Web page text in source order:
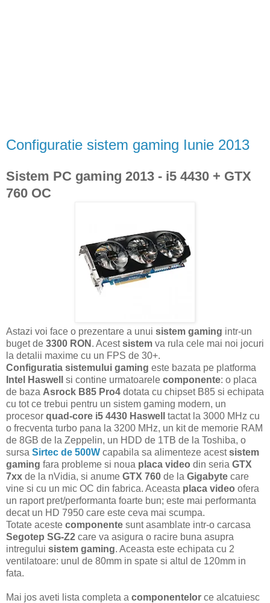
Configuratie sistem gaming Iunie 2013
Sistem PC gaming 2013 - i5 4430 + GTX
760 OC
Astazi voi face o prezentare a unui sistem gaming intr-un
buget de 3300 RON . Acestsistem va rula cele mai noi jocuri
la detalii maxime cu un FPS de 30+.
Configuratia sistemului gaming este bazata pe platforma
Intel Haswell
si contine urmatoarele componente: o placa
de baza Asrock B85 Pro4 dotata cu chipset B85 si echipata
cu tot ce trebui pentru un sistem gaming modern, un
procesor quad-core i5 4430 Haswell
tactat la 3000 MHz cu
o frecventa turbo pana la 3200 MHz, un kit de memorie RAM
de 8GB de la Zeppelin, un HDD de 1TB de la Toshiba, o
sursa Sirtec de 500W capabila sa alimenteze acestsistem
gaming fara probleme si noua placa video din seria GTX
7xx de la nVidia, si anume GTX 760 de la Gigabyte care
vine si cu un mic OC din fabrica. Aceasta placa video ofera
un raport pret/performanta foarte bun; este mai performanta
decat un HD 7950 care este ceva mai scumpa.
Totate aceste componente sunt asamblate intr-o carcasa
Segotep SG-Z2 care va asigura o racire buna asupra
intregului sistem gaming. Aceasta este echipata cu 2
ventilatoare: unul de 80mm in spate si altul de 120mm in
fata.
Mai jos aveti lista completa a componentelor ce alcatuiesc